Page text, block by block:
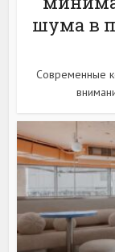
шума в
Современные